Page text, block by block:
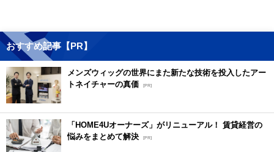
おすすめ記事【PR】
メンズウィッグの世界にまた新たな技術を投入したアー
トネイチャーの真価 [PR]
「HOME4Uオーナーズ」がリニューアル！ 賃貸経営の
悩みをまとめて解決 [PR]